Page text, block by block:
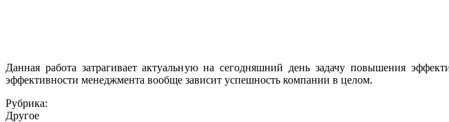
Данная работа затрагивает актуальную на сегодняшний день задачу повышения
эффективности менеджмента вообще зависит успешность компании в целом.
Рубрика:
Другое